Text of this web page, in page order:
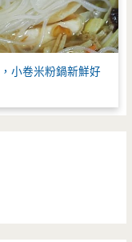
小卷米粉鍋新鮮好